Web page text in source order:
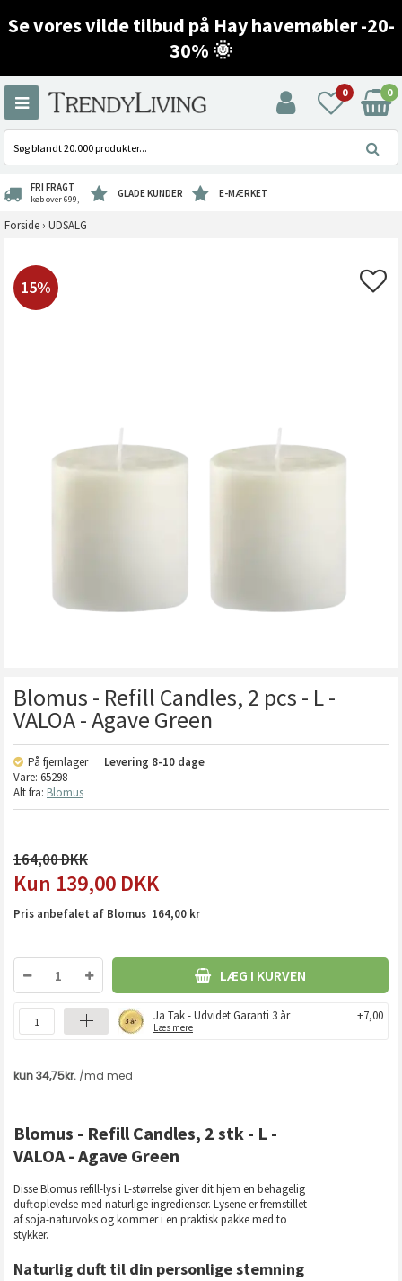
Se vores vilde tilbud på Hay havemøbler -20-
30% 🌞
0 0
FRI FRAGT
køb over 699,- GLADE KUNDER E-MÆRKET
Forside › UDSALG
15%
Blomus - Refill Candles, 2 pcs - L -
VALOA - Agave Green
På fjernlager Levering 8-10 dage
Vare: 65298
Alt fra: Blomus
164,00
139,00 DKK
Pris anbefalet af Blomus 164,00 kr
LÆG I KURVEN
Ja Tak - Udvidet Garanti 3 år
Læs mere
+7,00
Blomus - Refill Candles, 2 stk - L -
VALOA - Agave Green
Disse Blomus refill-lys i L-størrelse giver dit hjem en behagelig
duftoplevelse med naturlige ingredienser. Lysene er fremstillet
af soja-naturvoks og kommer i en praktisk pakke med to
stykker.
Naturlig duft til din personlige stemning